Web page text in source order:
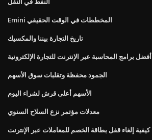
Emini المخططات في الوقت الحقيقي
تاريخ التجارة بيننا والمكسيك
أفضل برامج المحاسبة عبر الإنترنت للتجارة الإلكترونية
الجمود محفظة وتقلبات سوق الأسهم
الأسهم أعلى قرش لشراء اليوم
معدلات مؤتمر نزع السلاح السنوي
كيفية إلغاء قفل بطاقة الخصم للمعاملات عبر الإنترنت